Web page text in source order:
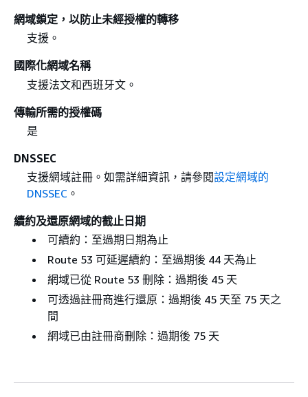
網域鎖定，以防止未經授權的轉移
支援。
國際化網域名稱
支援法文和西班牙文。
傳輸所需的授權碼
是
DNSSEC
支援網域註冊。如需詳細資訊，請參閱設定網域的
DNSSEC 。
續約及還原網域的截止日期
可續約：至過期日期為止
Route 53 可延遲續約：至過期後 44 天為止
網域已從 Route 53 刪除：過期後 45 天
可透過註冊商進行還原：過期後 45 天至 75 天之
間
網域已由註冊商刪除：過期後 75 天